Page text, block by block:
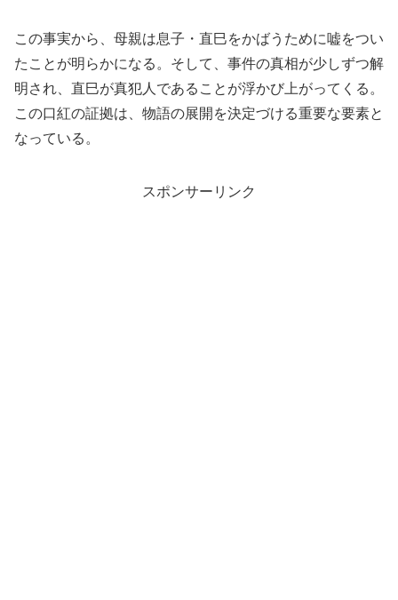
この事実から、母親は息子・直巳をかばうために嘘をつい
たことが明らかになる。そして、事件の真相が少しずつ解
明され、直巳が真犯人であることが浮かび上がってくる。
この口紅の証拠は、物語の展開を決定づける重要な要素と
なっている。
スポンサーリンク